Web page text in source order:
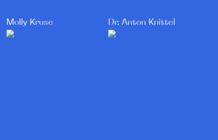
Molly Kruse Dr. Anton Knittel